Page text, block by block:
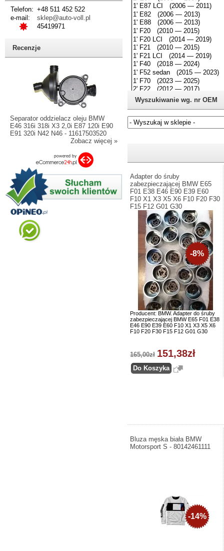
Telefon: +48 511 452 522
e-mail:
sklep@auto-voll.pl
45419971
Recenzje
Separator oddzielacz oleju BMW
E46 316i 318i X3 2,0i E87 120i E90
E91 320i N42 N46 - 11617503520
Zobacz więcej »
Wyszukiwanie wg. nr OEM
Adapter do śruby
zabezpieczającej BMW E65
F01 E38 E46 E90 E39 E60
F10 X1 X3 X5 X6 F10 F20 F30
F15 F12 G01 G30
Producent: BMW. Adapter do śruby
zabezpieczającej BMW E65 F01 E38
E46 E90 E39 E60 F10 X1 X3 X5 X6
F10 F20 F30 F15 F12 G01 G30
-8%
165,00zł 151,38zł
Bluza męska biała BMW
Motorsport S - 80142461111
-14%